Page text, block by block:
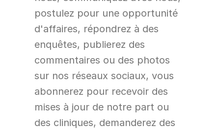
postulez pour une opportunité
d'affaires, répondrez à des
enquêtes, publierez des
commentaires ou des photos
sur nos réseaux sociaux, vous
abonnerez pour recevoir des
mises à jour de notre part ou
des cliniques, demanderez des